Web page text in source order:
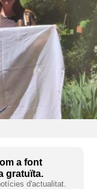
a font
gratuïta.
d'actualitat.